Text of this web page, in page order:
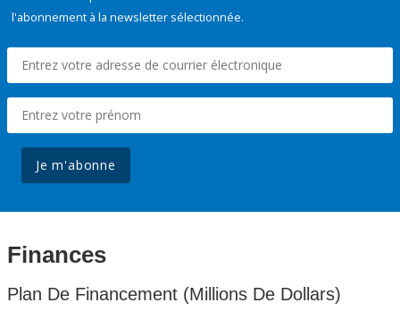
l'abonnement à la newsletter sélectionnée.
Je m'abonne
Finances
Plan De Financement (Millions De Dollars)